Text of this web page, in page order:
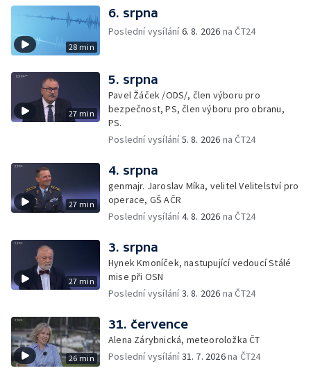
28 min
6. srpna
Poslední vysílání6. 8. 2026 na ČT24
27 min
5. srpna
Pavel Žáček /ODS/, člen výboru pro
bezpečnost, PS, člen výboru pro obranu,
PS.
Poslední vysílání5. 8. 2026 na ČT24
27 min
4. srpna
genmajr. Jaroslav Míka, velitel Velitelství pro
operace, GŠ AČR
Poslední vysílání4. 8. 2026 na ČT24
27 min
3. srpna
Hynek Kmoníček, nastupující vedoucí Stálé
mise při OSN
Poslední vysílání3. 8. 2026 na ČT24
26 min
31. července
Alena Zárybnická, meteoroložka ČT
Poslední vysílání31. 7. 2026na ČT24